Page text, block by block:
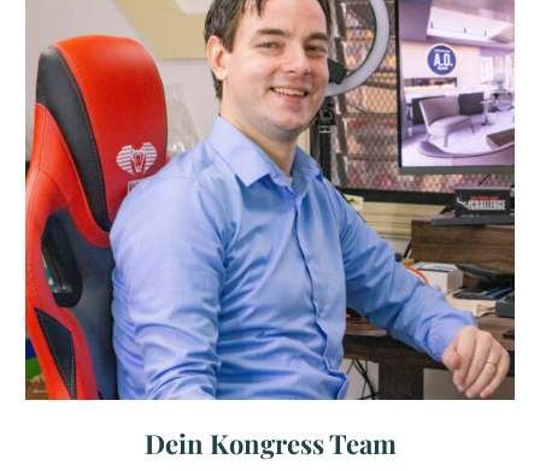
Dein Kongress Team